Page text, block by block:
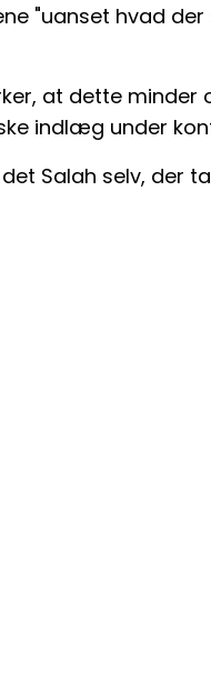
"uanset hvad
at dette minder
indlæg under
Salah selv, der